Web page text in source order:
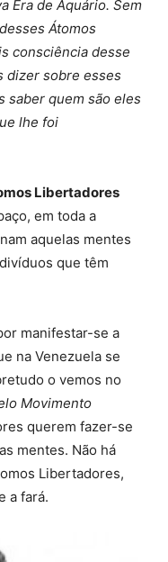
Era de Aquário. Sem
Átomos
consciência desse
dizer sobre esses
saber quem são eles
lhe foi
Libertadores
em toda a
aquelas mentes
que têm
manifestar-se a
na Venezuela se
o vemos no
Movimento
querem fazer-se
mentes. Não há
Libertadores,
a fará.